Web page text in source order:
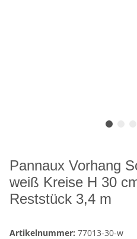
Pannaux Vorhang
weiß Kreise H 30
Reststück 3,4 m
Artikelnummer: 77013-30-w